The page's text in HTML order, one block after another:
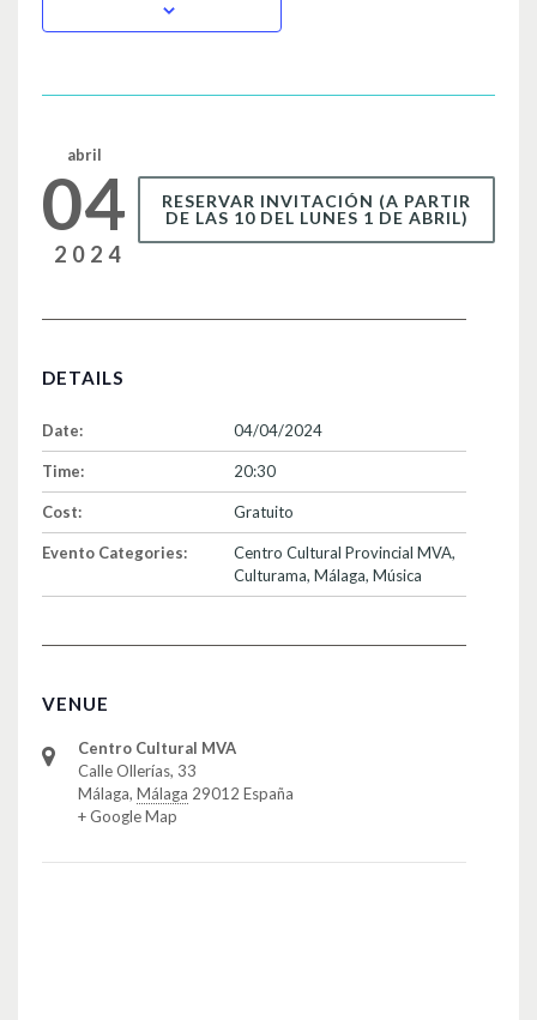
b
o
k
ar
abril
04
2024
RESERVAR INVITACIÓN (A PARTIR
DE LAS 10 DEL LUNES 1 DE ABRIL)
DETAILS
Date: 04/04/2024
Time: 20:30
Cost: Gratuito
Evento Categories: Centro Cultural Provincial MVA,
Culturama, Málaga, Música
VENUE
Centro Cultural MVA
Calle Ollerías, 33
Málaga, Málaga 29012 España
+ Google Map